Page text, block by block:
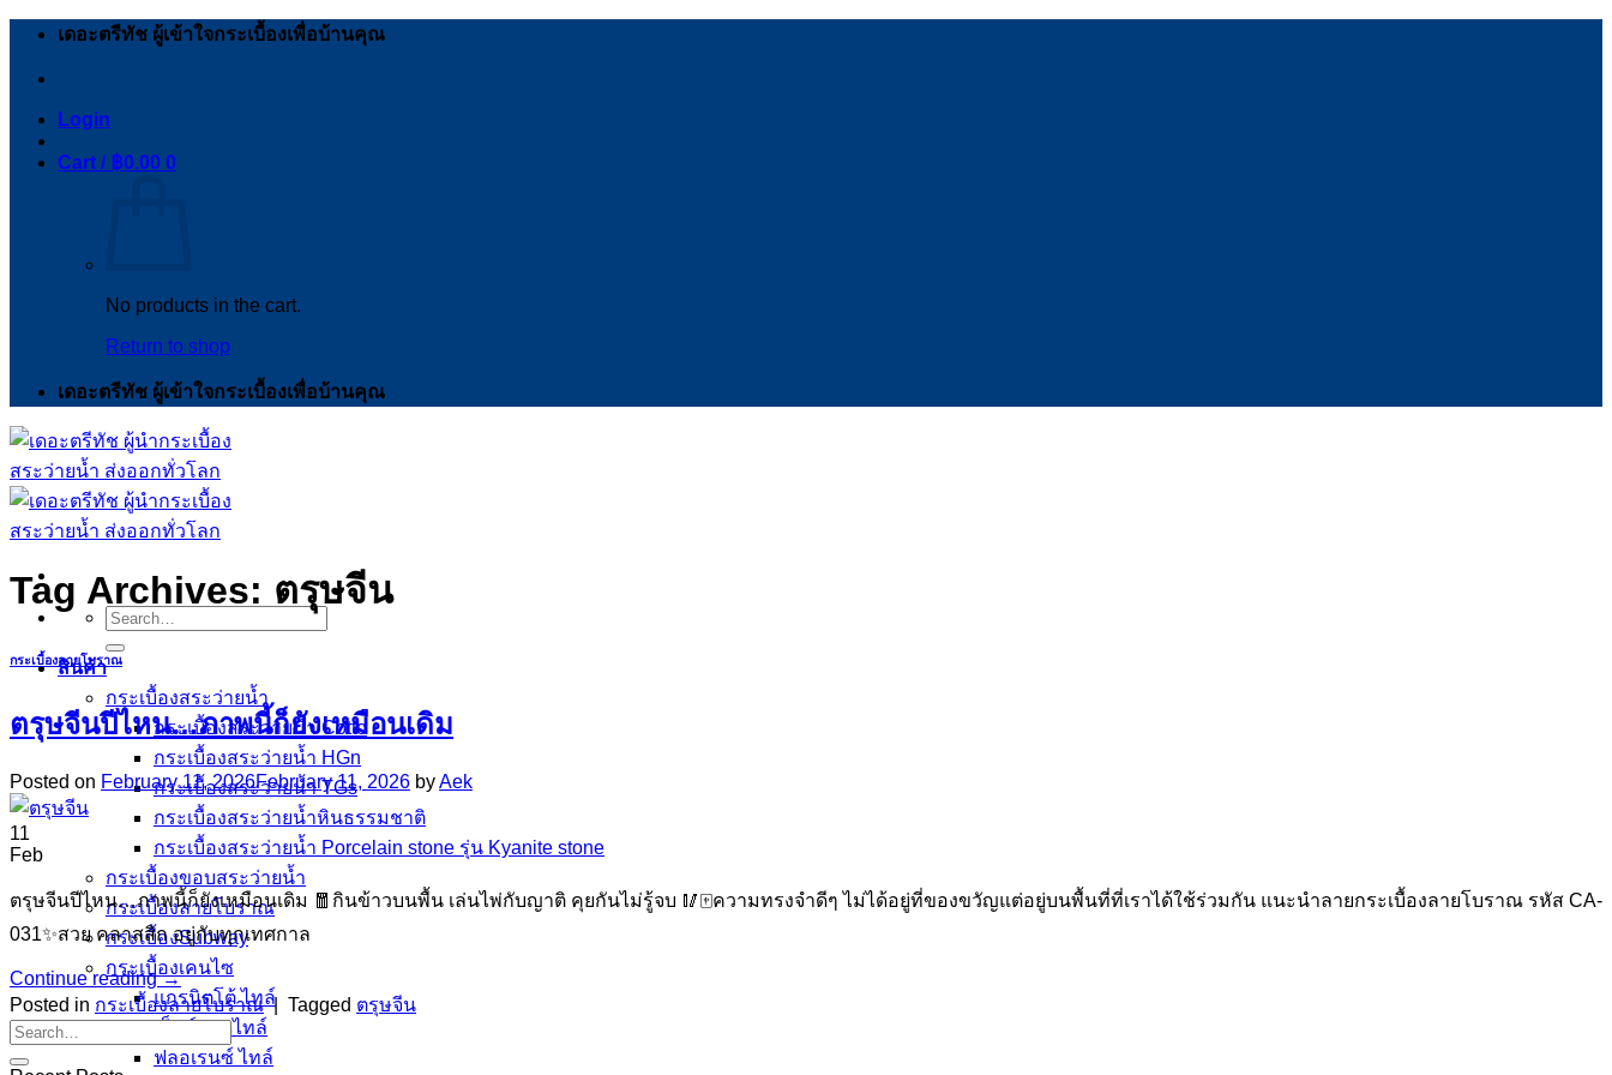
Skip
เดอะตรีทัช ผู้เข้าใจกระเบื้องเพื่อบ้านคุณ
Login
Cart / ฿0.00 0
No products in the cart.
Return to shop
เดอะตรีทัช ผู้เข้าใจกระเบื้องเพื่อบ้านคุณ
Search
for:
สินค้า
กระเบื้องสระว่ายนํ้า
กระเบื้องสระว่ายน้ำ Cotto
กระเบื้องสระว่ายน้ำ HGn
กระเบื้องสระว่ายน้ำ TGs
กระเบื้องสระว่ายน้ำหินธรรมชาติ
กระเบื้องสระว่ายนํ้า Porcelain stone รุ่น Kyanite stone
กระเบื้องขอบสระว่ายน้ำ
กระเบื้องลายโบราณ
กระเบื้องSubway
กระเบื้องเคนไซ
แกรนิตโต้ ไทล์
เอ็กซ์ทรูดไทล์
ฟลอเรนซ์ ไทล์
Tag Archives: ตรุษจีน
กระเบื้องลายโบราณ
ตรุษจีนปีไหน…ภาพนี้ก็ยังเหมือนเดิม
Posted on February 11, 2026February 11, 2026 byAek
11
Feb
ตรุษจีนปีไหน…ภาพนี้ก็ยังเหมือนเดิม 🧧กินข้าวบนพื้น เล่นไพ่กับญาติ คุยกันไม่รู้จบ 🥢🀄ความทรงจำดีๆ ไม่ได้อยู่ที่ของขวัญแต่อยู่บนพื้นที่ที่เราได้ใช้ร่วมกัน แนะนำลายกระเบื้องลายโบราณ รหัส CA-
031✨สวย คลาสสิก อยู่กับทุกเทศกาล
Continue reading→
Posted in กระเบื้องลายโบราณ | Tagged ตรุษจีน